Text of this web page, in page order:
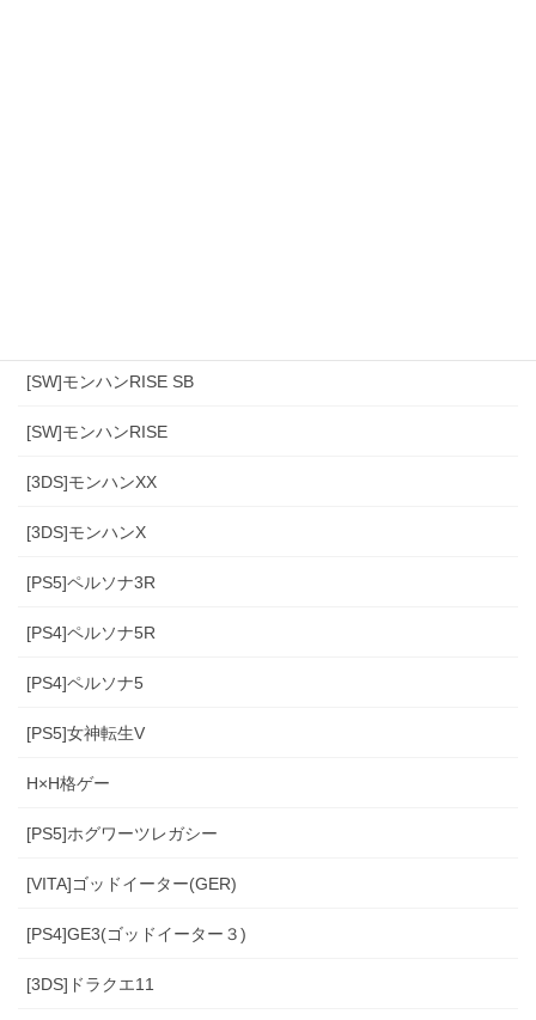
[SW]モンハンRISE SB
[SW]モンハンRISE
[3DS]モンハンXX
[3DS]モンハンX
[PS5]ペルソナ3R
[PS4]ペルソナ5R
[PS4]ペルソナ5
[PS5]女神転生V
H×H格ゲー
[PS5]ホグワーツレガシー
[VITA]ゴッドイーター(GER)
[PS4]GE3(ゴッドイーター３)
[3DS]ドラクエ11